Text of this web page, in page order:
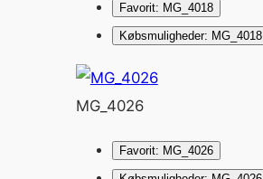
Favorit: MG_4018
Købsmuligheder: MG_4018
MG_4026
Favorit: MG_4026